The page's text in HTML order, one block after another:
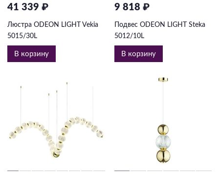
41 339 ₽
Люстра ODEON LIGHT Vekia
5015/30L
В корзину
9 818 ₽
Подвес ODEON LIGHT Steka
5012/10L
В корзину